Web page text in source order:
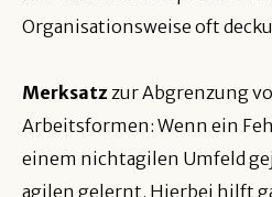
Organisationsweise oft
Merksatzzur Abgrenzung
Arbeitsformen: Wenn ein
einem nichtagilen Umfeld
agilen gelernt. Hierbei hilft